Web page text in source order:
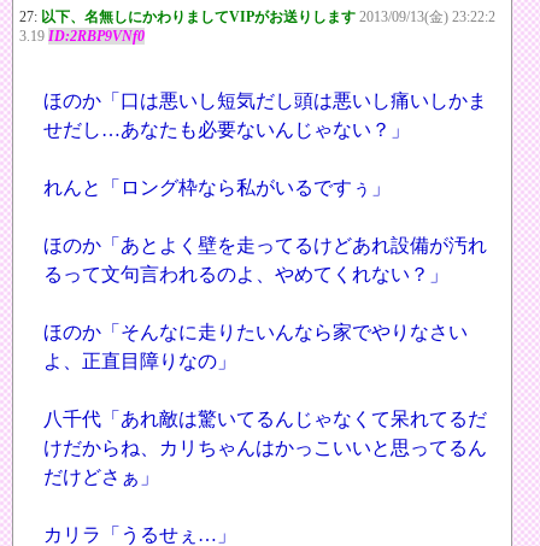
27: 以下、名無しにかわりましてVIPがお送りします 2013/09/13(金) 23:22:2
3.19 ID:2RBP9VNf0
ほのか「口は悪いし短気だし頭は悪いし痛いしかま
せだし…あなたも必要ないんじゃない？」
れんと「ロング枠なら私がいるですぅ」
ほのか「あとよく壁を走ってるけどあれ設備が汚れ
るって文句言われるのよ、やめてくれない？」
ほのか「そんなに走りたいんなら家でやりなさい
よ、正直目障りなの」
八千代「あれ敵は驚いてるんじゃなくて呆れてるだ
けだからね、カリちゃんはかっこいいと思ってるん
だけどさぁ」
カリラ「うるせぇ…」